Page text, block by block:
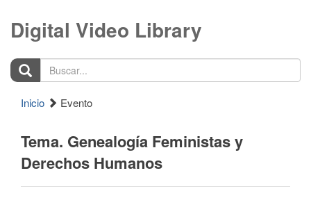
Digital Video Library
Buscar...
Inicio Evento
Tema. Genealogía Feministas y
Derechos Humanos